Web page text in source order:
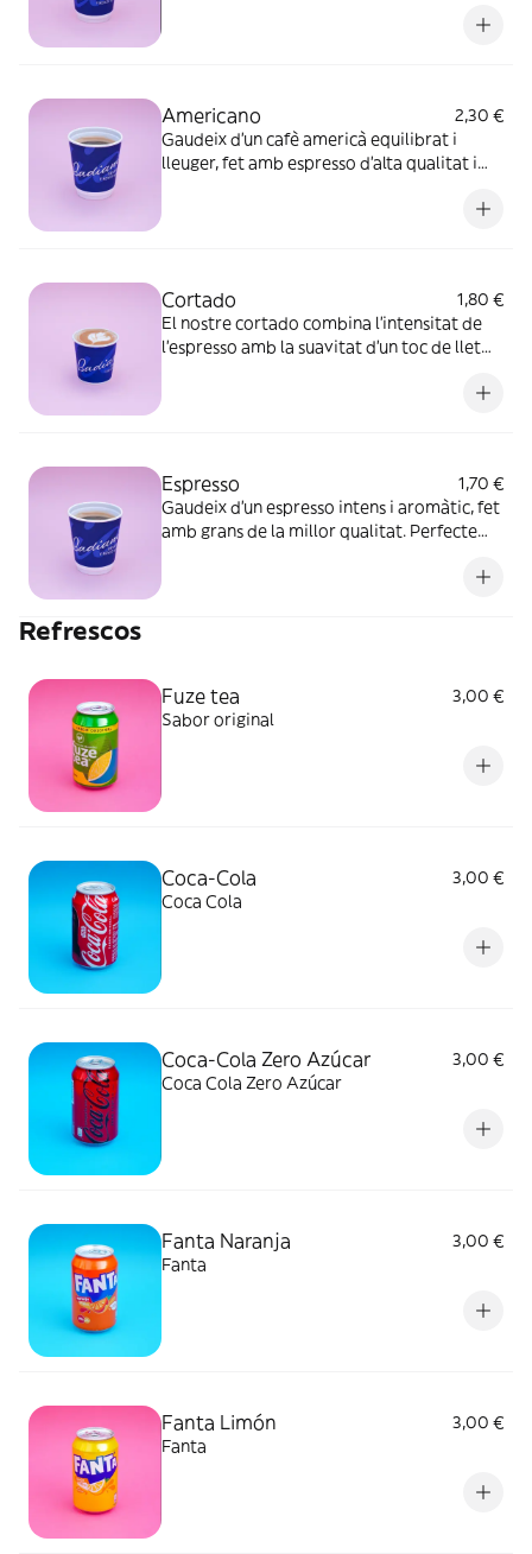
Americano
2,30 €
Gaudeix d’un cafè americà equilibrat i
lleuger, fet amb espresso d’alta qualitat i
Cortado
1,80 €
El nostre cortado combina l’intensitat de
l’espresso amb la suavitat d’un toc de llet
Espresso
1,70 €
Gaudeix d’un espresso intens i aromàtic, fet
amb grans de la millor qualitat. Perfecte
Refrescos
Fuze tea
3,00 €
Sabor original
Coca-Cola
3,00 €
Coca Cola
Coca-Cola Zero Azúcar
3,00 €
Coca Cola Zero Azúcar
Fanta Naranja
3,00 €
Fanta
Fanta Limón
3,00 €
Fanta